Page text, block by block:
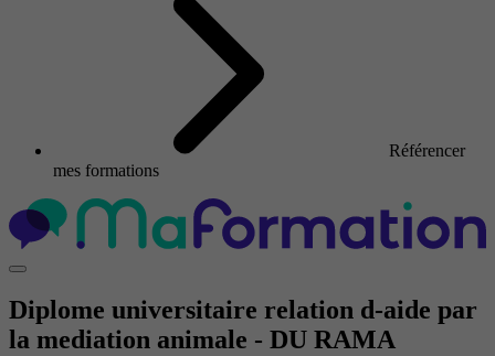
Référencer
mes formations
Diplome universitaire relation d-aide par
la mediation animale - DU RAMA